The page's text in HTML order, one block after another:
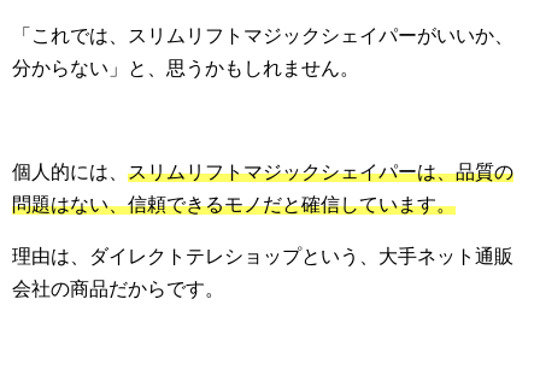
「これでは、スリムリフトマジックシェイパーがいいか、
分からない」と、思うかもしれません。
個人的には、 スリムリフトマジックシェイパーは、品質の
問題はない、信頼できるモノだと確信しています。
理由は、ダイレクトテレショップという、大手ネット通販
会社の商品だからです。